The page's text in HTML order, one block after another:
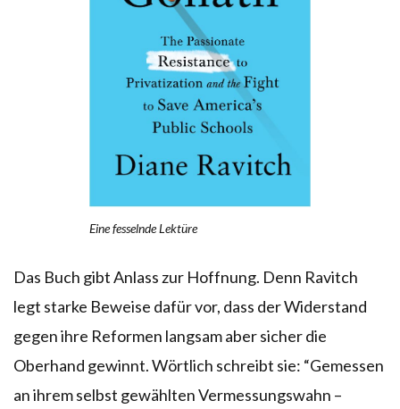
Eine fesselnde Lektüre
Das Buch gibt Anlass zur Hoffnung. Denn Ravitch
legt starke Beweise dafür vor, dass der Widerstand
gegen ihre Reformen langsam aber sicher die
Oberhand gewinnt. Wörtlich schreibt sie: “Gemessen
an ihrem selbst gewählten Vermessungswahn –